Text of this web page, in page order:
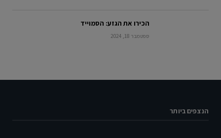
הכירו את הגזע: הסמוייד
ספטמבר 18, 2024
הנצפים ביותר